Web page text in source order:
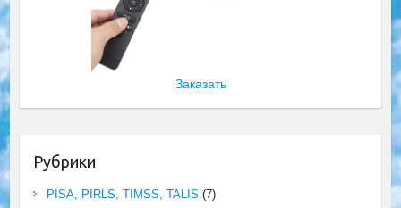
Заказать
Рубрики
PISA, PIRLS, TIMSS, TALIS (7)